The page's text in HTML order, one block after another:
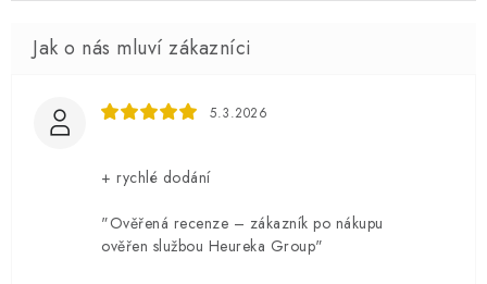
5.3.2026
+ rychlé dodání
"Ověřená recenze – zákazník po nákupu
ověřen službou Heureka Group"